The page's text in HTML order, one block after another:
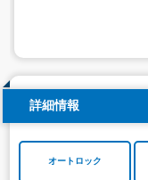
詳細情報
オートロック